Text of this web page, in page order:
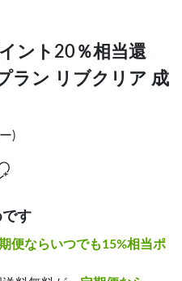
ント20％相当還
ラン リブクリア 成
)
す
便ならいつでも15%相当ポ